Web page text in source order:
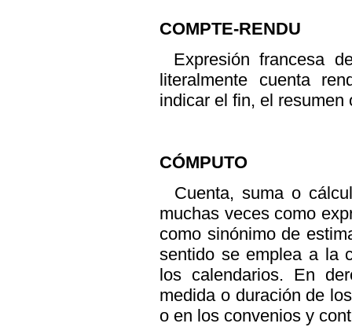
COMPTE-RENDU
Expresión francesa
literalmente cuenta
indicar el fin, el
CÓMPUTO
Cuenta, suma o
muchas veces como
como sinónimo de
sentido se emplea a la
los calendarios. En
medida o duración de
o en los convenios y